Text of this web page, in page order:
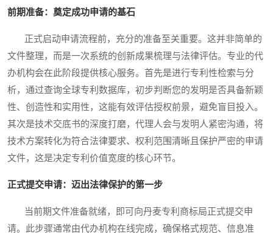
前期准备：奠定成功申请的基石
正式启动申请流程前，充分的准备至关重要。这并非简单的
文件整理，而是一次系统的创新成果梳理与法律评估。专业的代
办机构会在此阶段提供核心服务。首先是进行专利性检索与分
析，通过查询全球专利数据库，初步判断您的发明是否具备新颖
性、创造性和实用性，这能有效评估授权前景，避免盲目投入。
其次是技术交底书的深度打磨，代理人会与发明人紧密沟通，将
技术方案转化为符合法律要求、权利范围清晰且保护严密的申请
文件，这是决定专利价值宽度的核心环节。
正式提交申请：迈出法律保护的第一步
当前期文件准备就绪，即可向丹麦专利商标局正式提交申
请。此步骤通常由代办机构在线完成，确保格式规范、信息准